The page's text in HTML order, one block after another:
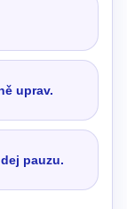
uprav.
pauzu.